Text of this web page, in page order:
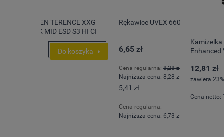
Rękawice UVEX 6605
6,65 zł Do koszyka
Spodnie
343,13 zł
Cena
Najniższa
Enhanced
12,81 zł
zawiera
Cena netto: